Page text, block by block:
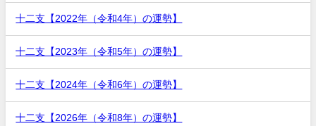
十二支【2022年（令和4年）の運勢】
十二支【2023年（令和5年）の運勢】
十二支【2024年（令和6年）の運勢】
十二支【2026年（令和8年）の運勢】